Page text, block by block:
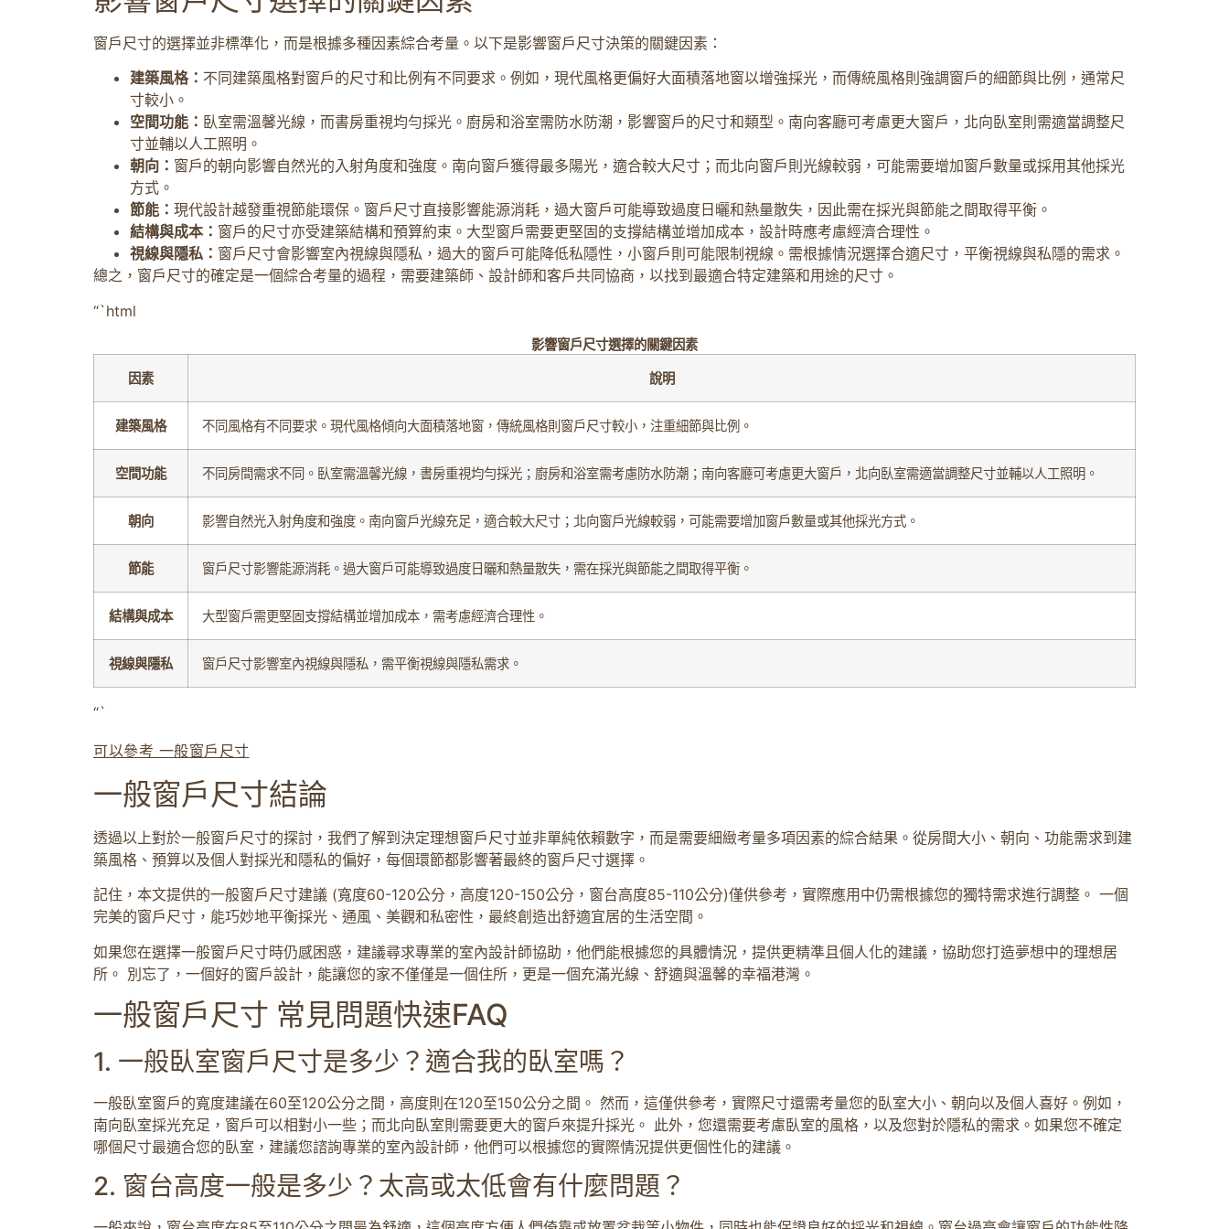
窗戶尺寸的選擇並非標準化，而是根據多種因素綜合考量。以下是影響窗戶尺寸決策的關鍵因素：
建築風格： 不同建築風格對窗戶的尺寸和比例有不同要求。例如，現代風格更偏好大面積落地窗以增強採光，而傳統風格則強調窗戶的細節與比例，通常尺
寸較小。
空間功能： 臥室需溫馨光線，而書房重視均勻採光。廚房和浴室需防水防潮，影響窗戶的尺寸和類型。南向客廳可考慮更大窗戶，北向臥室則需適當調整尺
寸並輔以人工照明。
朝向： 窗戶的朝向影響自然光的入射角度和強度。南向窗戶獲得最多陽光，適合較大尺寸；而北向窗戶則光線較弱，可能需要增加窗戶數量或採用其他採光
方式。
節能： 現代設計越發重視節能環保。窗戶尺寸直接影響能源消耗，過大窗戶可能導致過度日曬和熱量散失，因此需在採光與節能之間取得平衡。
結構與成本： 窗戶的尺寸亦受建築結構和預算約束。大型窗戶需要更堅固的支撐結構並增加成本，設計時應考慮經濟合理性。
視線與隱私： 窗戶尺寸會影響室內視線與隱私，過大的窗戶可能降低私隱性，小窗戶則可能限制視線。需根據情況選擇合適尺寸，平衡視線與私隱的需求。
總之，窗戶尺寸的確定是一個綜合考量的過程，需要建築師、設計師和客戶共同協商，以找到最適合特定建築和用途的尺寸。
“`html
影響窗戶尺寸選擇的關鍵因素
因素 說明
建築風格 不同風格有不同要求。現代風格傾向大面積落地窗，傳統風格則窗戶尺寸較小，注重細節與比例。
空間功能 不同房間需求不同。臥室需溫馨光線，書房重視均勻採光；廚房和浴室需考慮防水防潮；南向客廳可考慮更大窗戶，北向臥室需適當調整尺寸並輔以人工照明。
朝向 影響自然光入射角度和強度。南向窗戶光線充足，適合較大尺寸；北向窗戶光線較弱，可能需要增加窗戶數量或其他採光方式。
節能 窗戶尺寸影響能源消耗。過大窗戶可能導致過度日曬和熱量散失，需在採光與節能之間取得平衡。
結構與成本 大型窗戶需更堅固支撐結構並增加成本，需考慮經濟合理性。
視線與隱私 窗戶尺寸影響室內視線與隱私，需平衡視線與隱私需求。
“`
可以參考 一般窗戶尺寸
一般窗戶尺寸結論
透過以上對於一般窗戶尺寸的探討，我們了解到決定理想窗戶尺寸並非單純依賴數字，而是需要細緻考量多項因素的綜合結果。從房間大小、朝向、功能需求到建
築風格、預算以及個人對採光和隱私的偏好，每個環節都影響著最終的窗戶尺寸選擇。
記住，本文提供的一般窗戶尺寸建議 (寬度60-120公分，高度120-150公分，窗台高度85-110公分)僅供參考，實際應用中仍需根據您的獨特需求進行調整。 一個
完美的窗戶尺寸，能巧妙地平衡採光、通風、美觀和私密性，最終創造出舒適宜居的生活空間。
如果您在選擇一般窗戶尺寸時仍感困惑，建議尋求專業的室內設計師協助，他們能根據您的具體情況，提供更精準且個人化的建議，協助您打造夢想中的理想居
所。 別忘了，一個好的窗戶設計，能讓您的家不僅僅是一個住所，更是一個充滿光線、舒適與溫馨的幸福港灣。
一般窗戶尺寸 常見問題快速FAQ
1. 一般臥室窗戶尺寸是多少？適合我的臥室嗎？
一般臥室窗戶的寬度建議在60至120公分之間，高度則在120至150公分之間。 然而，這僅供參考，實際尺寸還需考量您的臥室大小、朝向以及個人喜好。例如，
南向臥室採光充足，窗戶可以相對小一些；而北向臥室則需要更大的窗戶來提升採光。 此外，您還需要考慮臥室的風格，以及您對於隱私的需求。如果您不確定
哪個尺寸最適合您的臥室，建議您諮詢專業的室內設計師，他們可以根據您的實際情況提供更個性化的建議。
2. 窗台高度一般是多少？太高或太低會有什麼問題？